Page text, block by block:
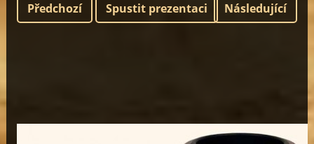
Předchozí Spustit prezentaci Následující